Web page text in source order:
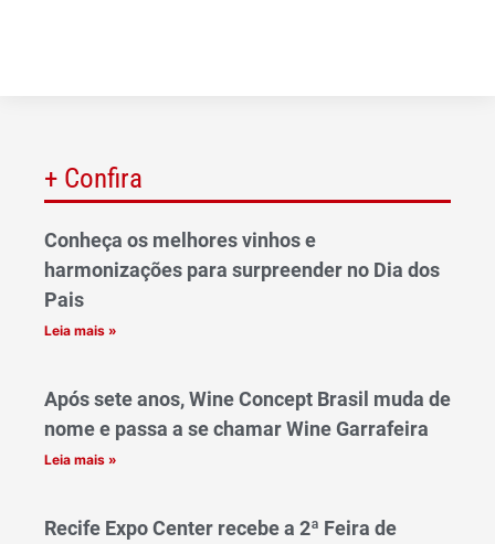
+ Confira
Conheça os melhores vinhos e
harmonizações para surpreender no Dia dos
Pais
Leia mais »
Após sete anos, Wine Concept Brasil muda de
nome e passa a se chamar Wine Garrafeira
Leia mais »
Recife Expo Center recebe a 2ª Feira de